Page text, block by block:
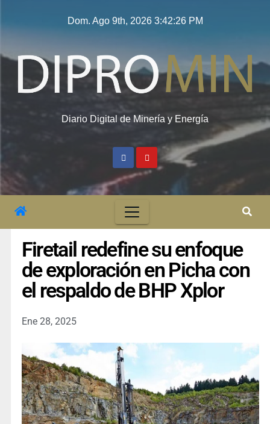
Dom. Ago 9th, 2026 3:42:27 PM
Diario Digital de Minería y Energía
Firetail redefine su enfoque
de exploración en Picha con
el respaldo de BHP Xplor
Ene 28, 2025